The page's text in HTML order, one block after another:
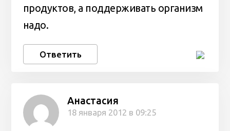
продуктов, а поддерживать организм
надо.
Ответить
Анастасия
18 января 2012 в 09:25